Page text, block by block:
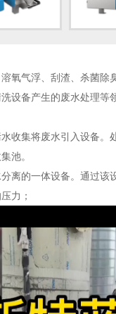
氧气浮、刮渣、杀菌
设备产生的废水处理
集将废水引入设备。
池。
的一体设备。通过该
力；